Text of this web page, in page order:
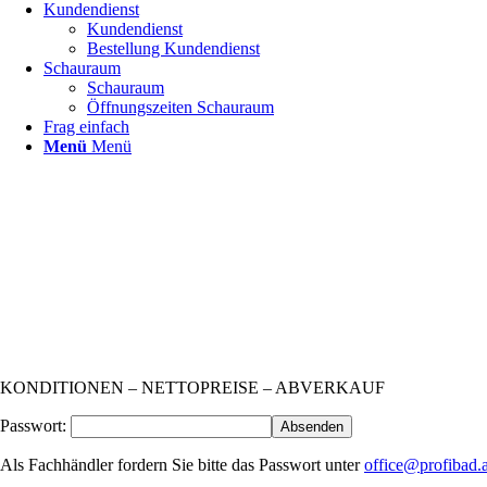
Kundendienst
Kundendienst
Bestellung Kundendienst
Schauraum
Schauraum
Öffnungszeiten Schauraum
Frag einfach
Menü Menü
KONDITIONEN – NETTOPREISE – ABVERKAUF
Passwort:
Als Fachhändler fordern Sie bitte das Passwort unter